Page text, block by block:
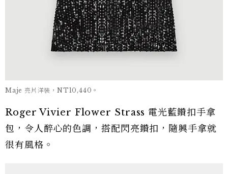
Maje 亮片洋裝，NT10,440。
Roger Vivier Flower Strass 電光藍鑽扣手拿
包，令人醉心的色調，搭配閃亮鑽扣，隨興手拿就
很有風格。